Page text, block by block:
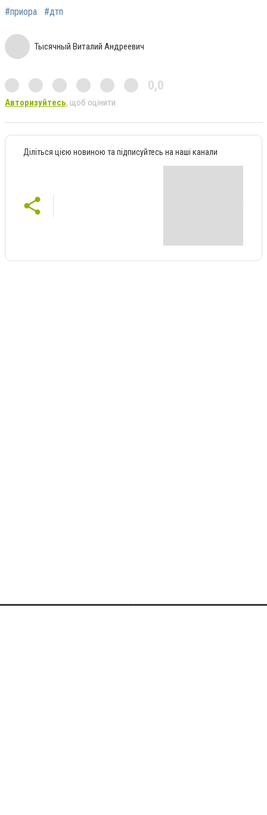
#приора #дтп
Тысячный Виталий Андреевич
0,0
Авторизуйтесь, щоб оцінити
Діліться цією новиною та підписуйтесь на наші канали